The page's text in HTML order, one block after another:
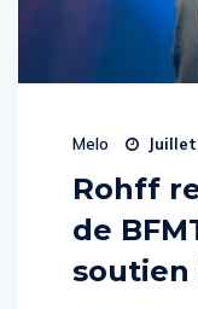
Melo
Rohff
de
soutien